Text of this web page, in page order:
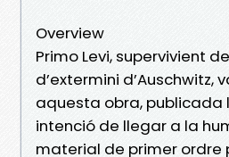
Overview
Primo Levi, supervivient
d’extermini d’Auschwitz,
aquesta obra, publicada
intenció de llegar a la
material de primer ordre